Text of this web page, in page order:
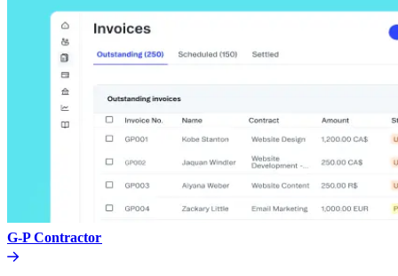
G-P Contractor​​